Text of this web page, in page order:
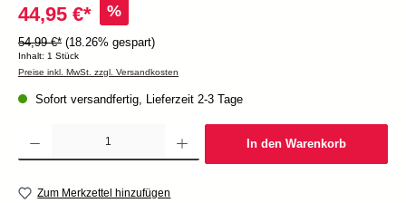
44,95 €* %
54,99 €* (18.26% gespart)
Inhalt: 1 Stück
Preise inkl. MwSt. zzgl. Versandkosten
Sofort versandfertig, Lieferzeit 2-3 Tage
Produkt Anzahl: Gib den gewünschten Wert ein oder benutze die Schaltflächen um die
In den Warenkorb
Zum Merkzettel hinzufügen